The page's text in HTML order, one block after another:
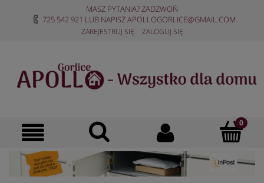
MASZ PYTANIA? ZADZWOŃ
725 542 921 LUB NAPISZAPOLLOGORLICE@GMAIL.COM
ZAREJESTRUJ SIĘ ZALOGUJ SIĘ